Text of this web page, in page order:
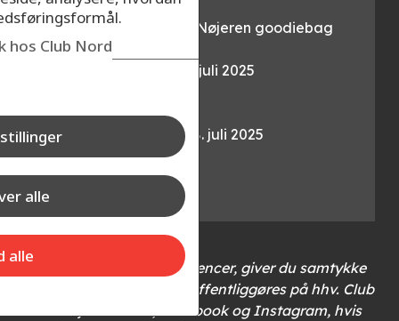
Gevinst:
Vi finder to vinder á en Nøjeren goodiebag
Frem til søndag den 27. juli 2025
Vi finder en vinder:
Frem til mandag den 28. juli 2025
Præmiens værdi:
350 kr.
Når du deltager i konkurrencer, giver du samtykke
til, at dit navn og by må offentliggøres på hhv. Club
Nords hjemmeside, Facebook og Instagram, hvis
hos Club Nord
alle
alle